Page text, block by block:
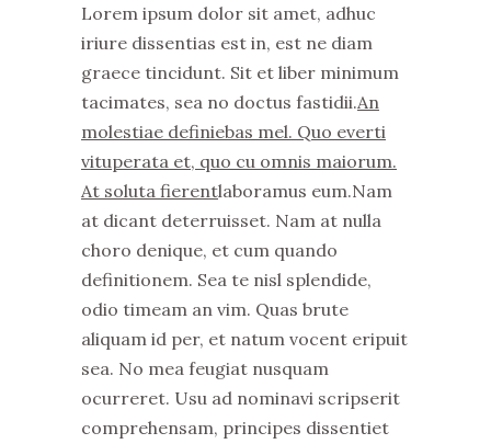
Lorem ipsum dolor sit amet, adhuc
iriure dissentias est in, est ne diam
graece tincidunt. Sit et liber minimum
tacimates, sea no doctus fastidii.An
molestiae definiebas mel. Quo everti
vituperata et, quo cu omnis maiorum.
At soluta fierentlaboramus eum.Nam
at dicant deterruisset. Nam at nulla
choro denique, et cum quando
definitionem. Sea te nisl splendide,
odio timeam an vim. Quas brute
aliquam id per, et natum vocent eripuit
sea. No mea feugiat nusquam
ocurreret. Usu ad nominavi scripserit
comprehensam, principes dissentiet